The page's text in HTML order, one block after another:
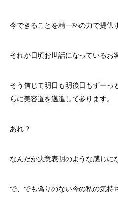
今できることを精一杯の力で提供
それが日頃お世話になっているお
そう信じて明日も明後日もずーっ
らに美容道を邁進して参ります。
あれ？
なんだか決意表明のような感じに
で、でも偽りのない今の私の気持